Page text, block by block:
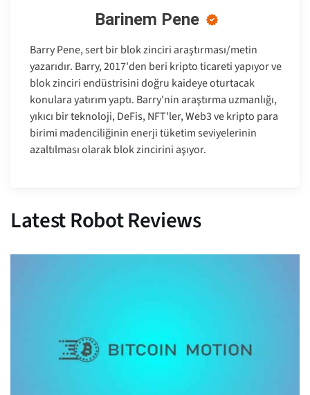
Barinem Pene
Barry Pene, sert bir blok zinciri araştırması/metin
yazarıdır. Barry, 2017'den beri kripto ticareti yapıyor ve
blok zinciri endüstrisini doğru kaideye oturtacak
konulara yatırım yaptı. Barry'nin araştırma uzmanlığı,
yıkıcı bir teknoloji, DeFis, NFT'ler, Web3 ve kripto para
birimi madenciliğinin enerji tüketim seviyelerinin
azaltılması olarak blok zincirini aşıyor.
Latest Robot Reviews